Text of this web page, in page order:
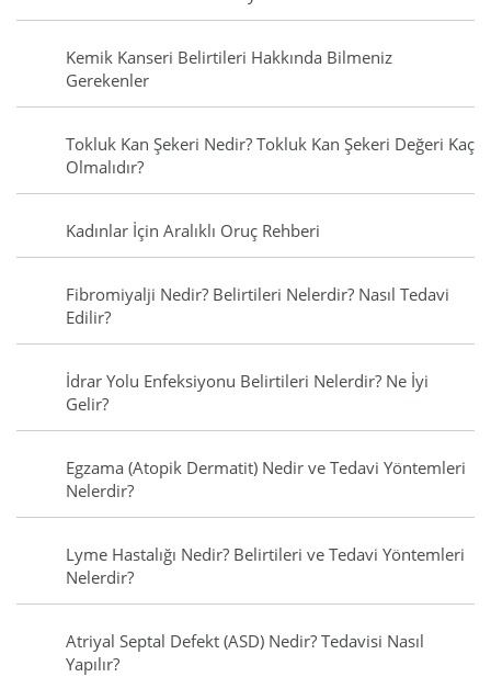
Kemik Kanseri Belirtileri Hakkında Bilmeniz
Gerekenler
Tokluk Kan Şekeri Nedir? Tokluk Kan Şekeri Değeri Kaç
Olmalıdır?
Kadınlar İçin Aralıklı Oruç Rehberi
Fibromiyalji Nedir? Belirtileri Nelerdir? Nasıl Tedavi
Edilir?
İdrar Yolu Enfeksiyonu Belirtileri Nelerdir? Ne İyi
Gelir?
Egzama (Atopik Dermatit) Nedir ve Tedavi Yöntemleri
Nelerdir?
Lyme Hastalığı Nedir? Belirtileri ve Tedavi Yöntemleri
Nelerdir?
Atriyal Septal Defekt (ASD) Nedir? Tedavisi Nasıl
Yapılır?